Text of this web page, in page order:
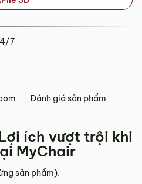
7
Đánh giá sản phẩm
ích vượt trội khi
MyChair
sản phẩm).
Nẵng
Phường Hòa Cường, Thành phố
– 18h30 (các ngày từ Thứ 2 đến